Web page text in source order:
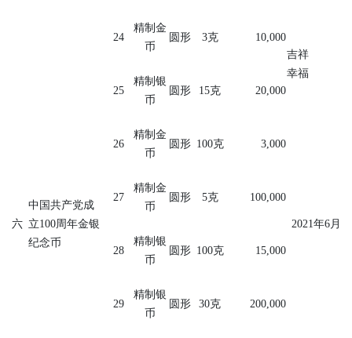
24
精制金
币
圆形 3克
10,000
吉祥
幸福
25
精制银
币
圆形 15克 20,000
六
中国共产党成
立100周年金银
纪念币
26
精制金
币
圆形 100克 3,000
2021年6月
27
精制金
币
圆形 5克 100,000
28
精制银
币
圆形 100克 15,000
29
精制银
币
圆形 30克 200,000